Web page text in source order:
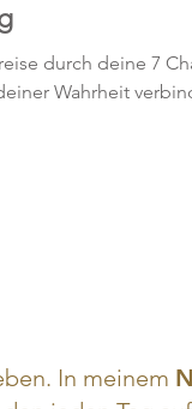
durch deine 7
Wahrheit
In meinem